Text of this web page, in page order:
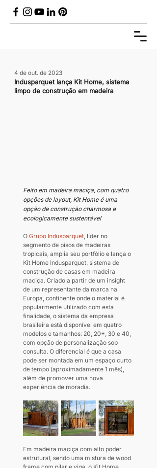
Indusparquet lança Kit Home, sistema
limpo de construção em madeira
4 de out. de 2023
Feito em madeira maciça, com quatro
opções de layout, Kit Home é uma
opção de construção charmosa e
ecologicamente sustentável
O Grupo Indusparquet , líder no
segmento de pisos de madeiras
tropicais, amplia seu portfólio e lança o
Kit Home Indusparquet, sistema de
construção de casas em madeira
maciça. Criado a partir de um insight
de um representante da marca na
Europa, continente onde o material é
popularmente utilizado com esta
finalidade, o sistema da empresa
brasileira está disponível em quatro
modelos e tamanhos: 20, 20+, 30 e 40,
com opção de personalização sob
consulta. O diferencial é que a casa
pode ser montada em um espaço curto
de tempo (aproximadamente 1 mês),
além de promover uma nova
experiência de moradia.
Em madeira maciça com alto poder
estrutural, sendo uma mistura de wood